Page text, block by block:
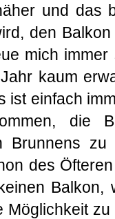
und das
den
mich
kaum
ist einfach
die
Brunnens
des